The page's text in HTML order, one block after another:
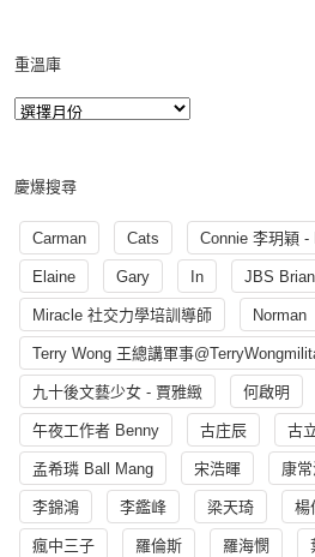
重溫庫
慶爆搜尋
Carman Cats Connie 李玥穎 -
Elaine Gary In JBS
Miracle 社交力學培訓導師 Norman
Terry Wong 王總講軍事
九十後文藝少女 - 賈雅緻 何啟明
午夜工作者 Benny 古庄辰 古
孟希璘 Ball Mang 宋浩暉 康常
李錦鴻 李鑑峰 梁天琦 楊
瘋中三子 羅倫斯 羅海憫